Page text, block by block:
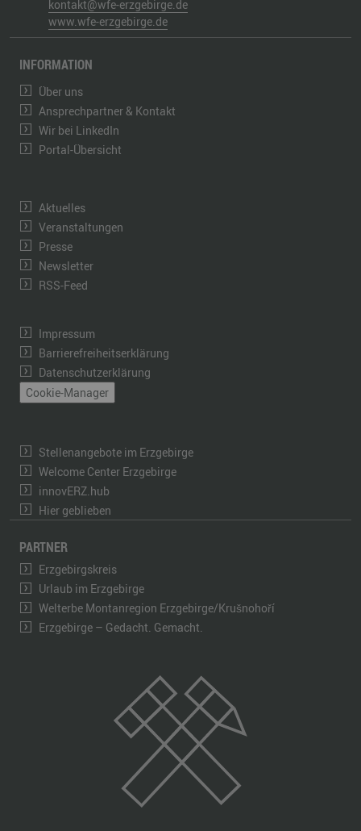
kontakt@wfe-erzgebirge.de
www.wfe-erzgebirge.de
INFORMATION
Über uns
Ansprechpartner & Kontakt
Wir bei LinkedIn
Portal-Übersicht
Aktuelles
Veranstaltungen
Presse
Newsletter
RSS-Feed
Impressum
Barrierefreiheitserklärung
Datenschutzerklärung
Cookie-Manager
Stellenangebote im Erzgebirge
Welcome Center Erzgebirge
innovERZ.hub
Hier geblieben
PARTNER
Erzgebirgskreis
Urlaub im Erzgebirge
Welterbe Montanregion Erzgebirge/Krušnohoří
Erzgebirge – Gedacht. Gemacht.